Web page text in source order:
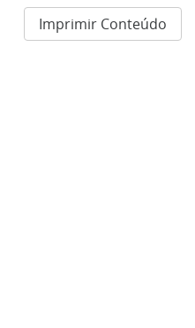
Imprimir Conteúdo